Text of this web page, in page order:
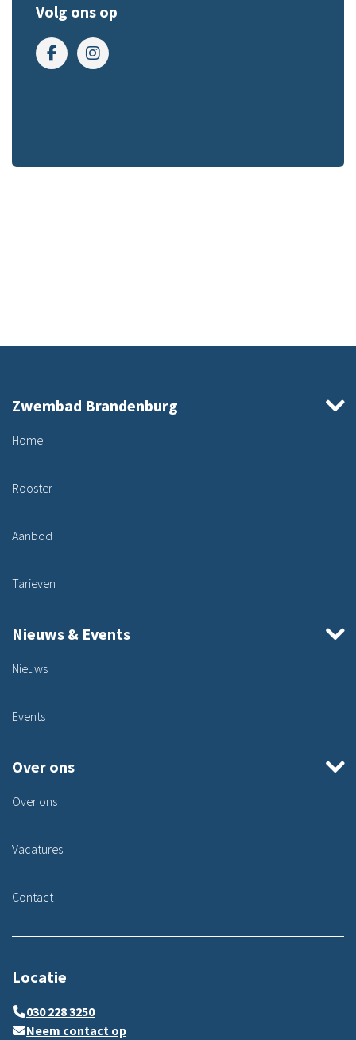
Volg ons op
Zwembad Brandenburg
Home
Rooster
Aanbod
Tarieven
Nieuws & Events
Nieuws
Events
Over ons
Over ons
Vacatures
Contact
Locatie
030 228 3250
Neem contact op